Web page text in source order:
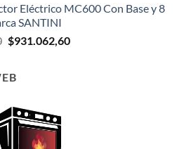
original
era:
$1.047.174,00.
actual
$942.456,60.
Eléctrico MC600 Con Base y 8
SANTINI
El
era:
$931.062,60El